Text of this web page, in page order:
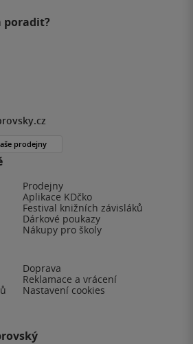
Prodejny
Aplikace KDčko
Festival knižních závisláků
Dárkové poukazy
Nákupy pro školy
Doprava
Reklamace a vrácení
Nastavení cookies
poradit?
prodejny